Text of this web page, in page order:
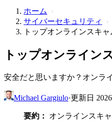
ホーム
サイバーセキュリティ
トップオンラインスキ
トップオンライン
安全だと思いますか？オンラ
Michael Gargiulo·更新日
要約：
オンラインスキ